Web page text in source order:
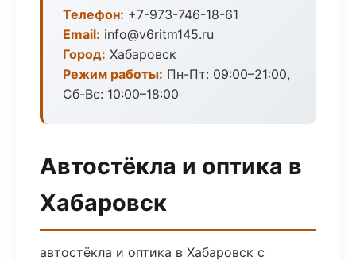
Телефон: +7-973-746-18-61
Email: info@v6ritm145.ru
Город: Хабаровск
Режим работы: Пн-Пт: 09:00–21:00,
Сб-Вс: 10:00–18:00
Автостёкла и оптика в
Хабаровск
автостёкла и оптика в Хабаровск с